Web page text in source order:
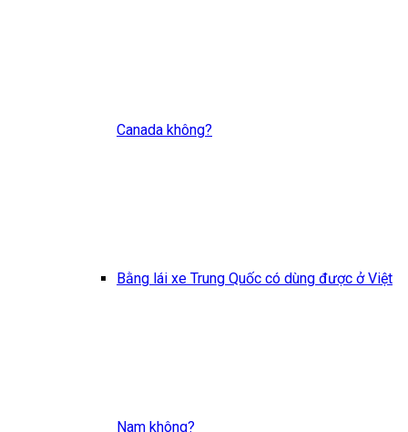
Canada không?
Bằng lái xe Trung Quốc có dùng được ở Việt
Nam không?